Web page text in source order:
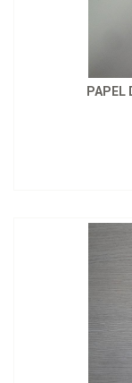
PAPEL